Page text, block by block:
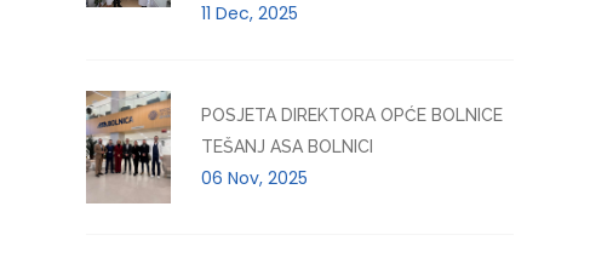
11 Dec, 2025
POSJETA DIREKTORA OPĆE BOLNICE
TEŠANJ ASA BOLNICI
06 Nov, 2025